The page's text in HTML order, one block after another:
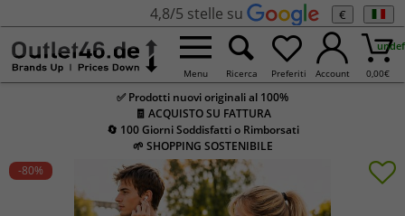
4,8/5 stelle su €
Menu Ricerca Preferiti Account 0,00€
✅ Prodotti nuovi originali al 100%
🧾 ACQUISTO SU FATTURA
🔄 100 Giorni Soddisfatti o Rimborsati
🌱 SHOPPING SOSTENIBILE
-80%